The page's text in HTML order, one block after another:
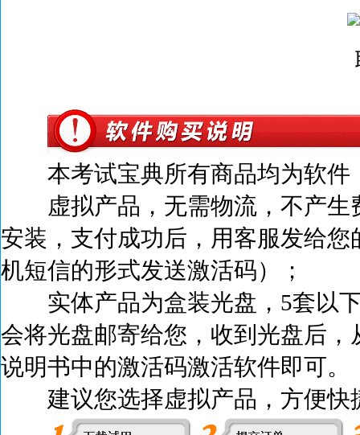
本考试宝典所有商品均为软件
虚拟产品，无需物流，不产
安装，支付成功后， 用客服发给您
机短信的形式发送激活码）；
实体产品为盒装光盘，5套以
会将光盘邮寄给您，收到光盘后
说明书中的激活码激活软件即可。
建议您选择虚拟产品，方便快